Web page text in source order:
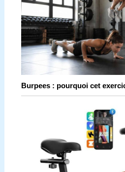
Burpees : pourquoi cet